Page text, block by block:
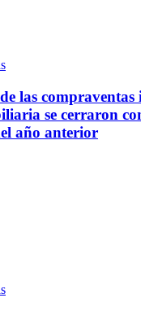
las compraventas
se cerraron
año anterior